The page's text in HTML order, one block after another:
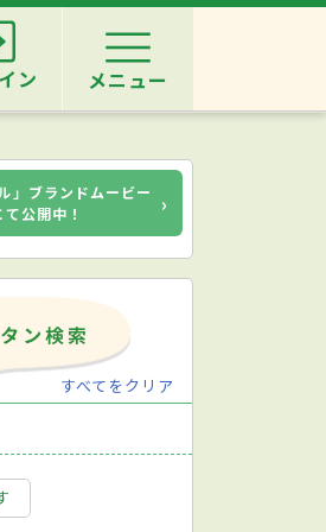
ン メニュー
」ブランドムービー
公開中！
›
すべてをクリア